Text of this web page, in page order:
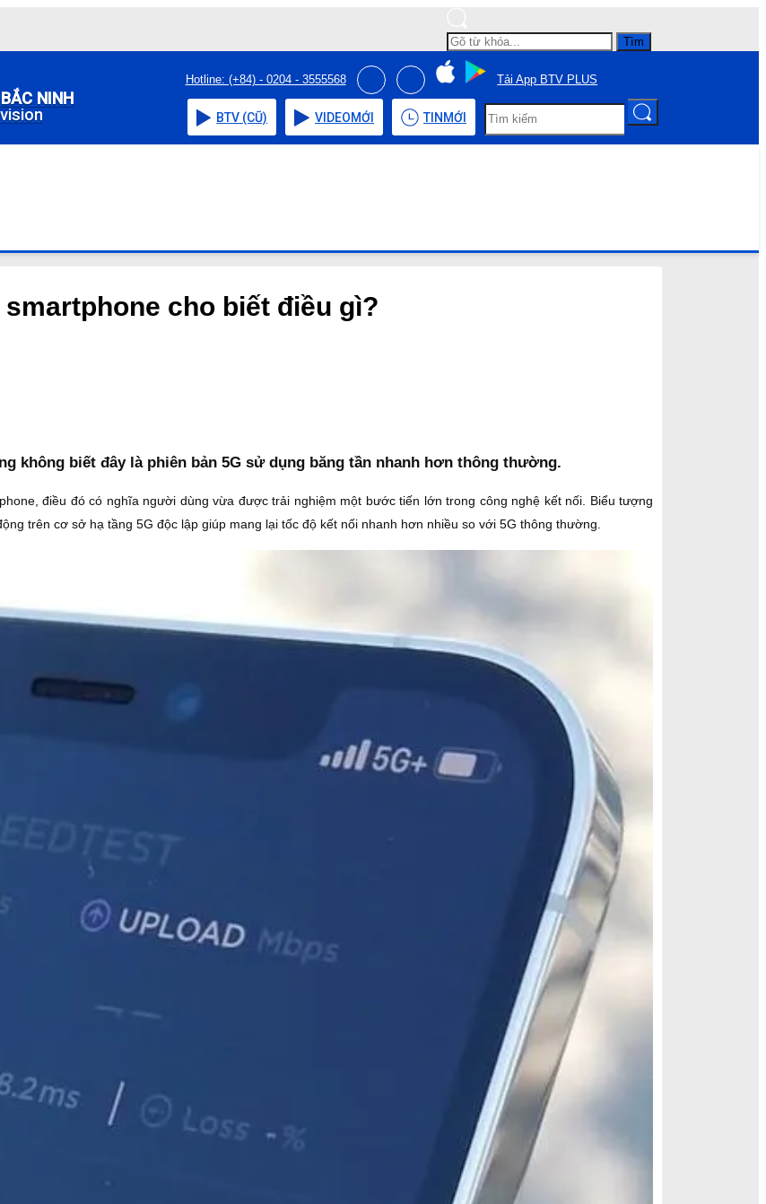
Tìm
NINH
Hotline: (+84) - 0204 - 3555568 Tải App BTV PLUS
BTV (CŨ) VIDEOMỚI TIN MỚI
cho biết điều gì?
không biết đây là phiên bản 5G sử dụng băng tần nhanh hơn thông thường.
điều đó có nghĩa người dùng vừa được trải nghiệm một bước tiến lớn trong công nghệ kết nối. Biểu tượng
trên cơ sở hạ tầng 5G độc lập giúp mang lại tốc độ kết nối nhanh hơn nhiều so với 5G thông thường.